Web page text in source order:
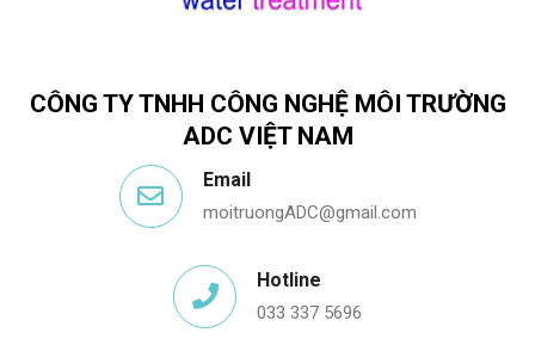
CÔNG TY TNHH CÔNG NGHỆ MÔI TRƯỜNG
ADC VIỆT NAM
Email
moitruongADC@gmail.com
Hotline
033 337 5696